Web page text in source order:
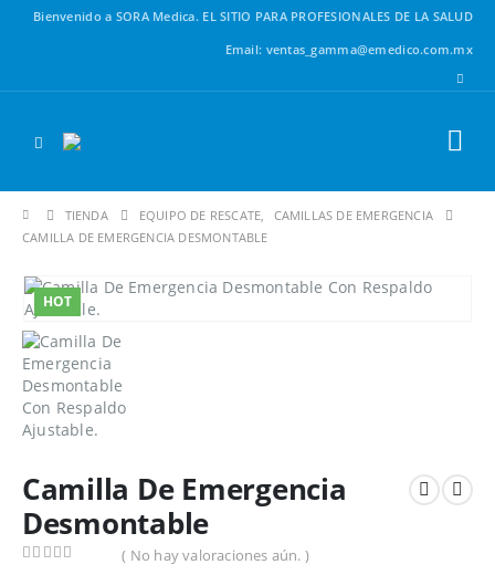
Bienvenido a SORA Medica. EL SITIO PARA PROFESIONALES DE LA SALUD
Email: ventas_gamma@emedico.com.mx
TIENDA EQUIPO DE RESCATE,
CAMILLAS DE EMERGENCIA
CAMILLA DE EMERGENCIA DESMONTABLE
HOT
Camilla De Emergencia
Desmontable
( No hay valoraciones aún. )